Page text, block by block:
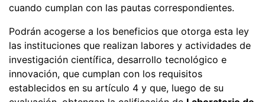
cuando cumplan con las pautas correspondientes.
Podrán acogerse a los beneficios que otorga esta ley
las instituciones que realizan labores y actividades de
investigación científica, desarrollo tecnológico e
innovación, que cumplan con los requisitos
establecidos en su artículo 4 y que, luego de su